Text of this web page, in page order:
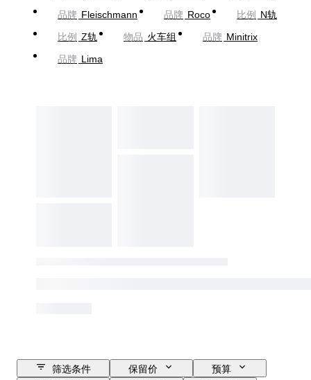
品牌 Fleischmann 品牌 Roco 比例
N轨
比例 Z轨 物品 火车组 品牌 Minitrix
品牌 Lima
筛选条件 保留价
预算